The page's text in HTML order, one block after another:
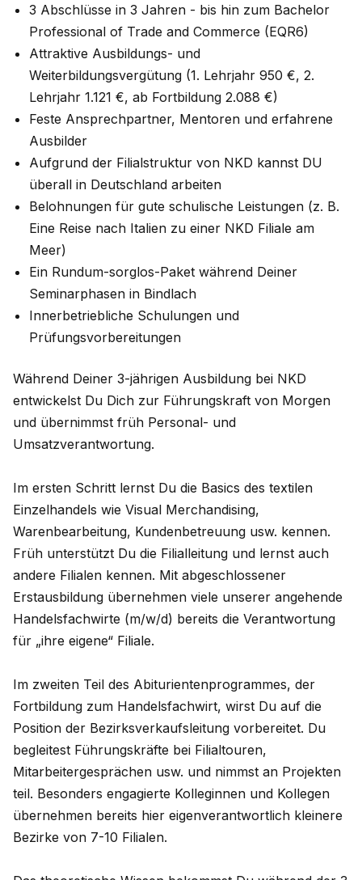
3 Abschlüsse in 3 Jahren - bis hin zum Bachelor
Professional of Trade and Commerce (EQR6)
Attraktive Ausbildungs- und
Weiterbildungsvergütung (1. Lehrjahr 950 €, 2.
Lehrjahr 1.121 €, ab Fortbildung 2.088 €)
Feste Ansprechpartner, Mentoren und erfahrene
Ausbilder
Aufgrund der Filialstruktur von NKD kannst DU
überall in Deutschland arbeiten
Belohnungen für gute schulische Leistungen (z. B.
Eine Reise nach Italien zu einer NKD Filiale am
Meer)
Ein Rundum-sorglos-Paket während Deiner
Seminarphasen in Bindlach
Innerbetriebliche Schulungen und
Prüfungsvorbereitungen
Während Deiner 3-jährigen Ausbildung bei NKD
entwickelst Du Dich zur Führungskraft von Morgen
und übernimmst früh Personal- und
Umsatzverantwortung.
Im ersten Schritt lernst Du die Basics des textilen
Einzelhandels wie Visual Merchandising,
Warenbearbeitung, Kundenbetreuung usw. kennen.
Früh unterstützt Du die Filialleitung und lernst auch
andere Filialen kennen. Mit abgeschlossener
Erstausbildung übernehmen viele unserer angehende
Handelsfachwirte (m/w/d) bereits die Verantwortung
für „ihre eigene“ Filiale.
Im zweiten Teil des Abiturientenprogrammes, der
Fortbildung zum Handelsfachwirt, wirst Du auf die
Position der Bezirksverkaufsleitung vorbereitet. Du
begleitest Führungskräfte bei Filialtouren,
Mitarbeitergesprächen usw. und nimmst an Projekten
teil. Besonders engagierte Kolleginnen und Kollegen
übernehmen bereits hier eigenverantwortlich kleinere
Bezirke von 7-10 Filialen.